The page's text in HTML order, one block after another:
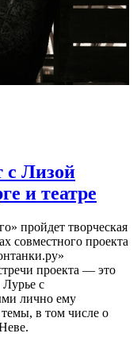
с Лизой
и театре
пройдет творческая
совместного проекта
проекта — это
с
лично ему
в том числе о